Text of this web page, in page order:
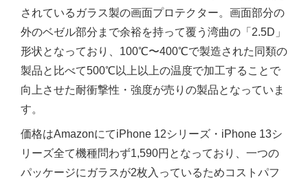
されているガラス製の画面プロテクター。画面部分の
外のベゼル部分まで余裕を持って覆う湾曲の「2.5D」
形状となっており、100℃〜400℃で製造された同類の
製品と比べて500℃以上以上の温度で加工することで
向上させた耐衝撃性・強度が売りの製品となっていま
す。
価格はAmazonにてiPhone 12シリーズ・iPhone 13シ
リーズ全て機種問わず1,590円となっており、一つの
パッケージにガラスが2枚入っているためコストパフ